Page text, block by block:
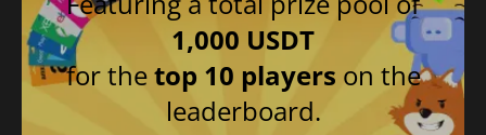
1,000 USDT
for thetop 10 players on the
leaderboard.